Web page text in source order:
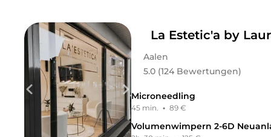
La Estetic'a by
Aalen
5.0 (124 Bewertungen)
Microneedling
45 min. · 89 €
Volumenwimpern 2-6D